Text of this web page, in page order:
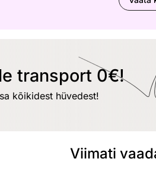
transport 0€!
kõikidest hüvedest!
Viimati